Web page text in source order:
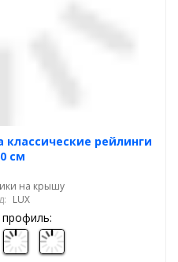
классические рейлинги
см
на крышу
LUX